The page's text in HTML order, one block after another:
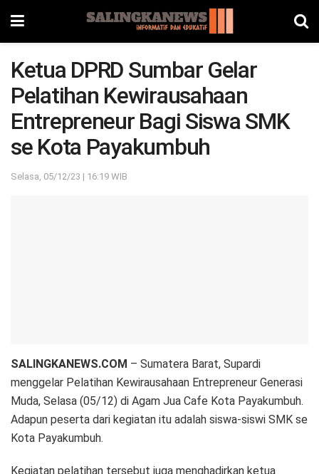
Ketua DPRD Sumbar Gelar
Pelatihan Kewirausahaan
Entrepreneur Bagi Siswa SMK
se Kota Payakumbuh
Selasa, 05/12/23 | 16:19 WIB
SALINGKANEWS.COM – Sumatera Barat, Supardi
menggelar Pelatihan Kewirausahaan Entrepreneur Generasi
Muda, Selasa (05/12) di Agam Jua Cafe Kota Payakumbuh.
Adapun peserta dari kegiatan itu adalah siswa-siswi SMK se
Kota Payakumbuh.
Kegiatan pelatihan tersebut juga menghadirkan ketua